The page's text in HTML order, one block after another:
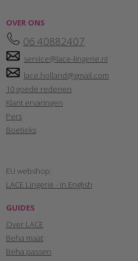
OVER ONS
06 40882407
service@lace-lingerie.nl
lace.holland@gmail.com
10 goede redenen
Klant ervaringen
Pers
Boetieks
EU webshop:
LACE Lingerie - in English
GUIDES
Over LACE
Beha maat
Beha passen